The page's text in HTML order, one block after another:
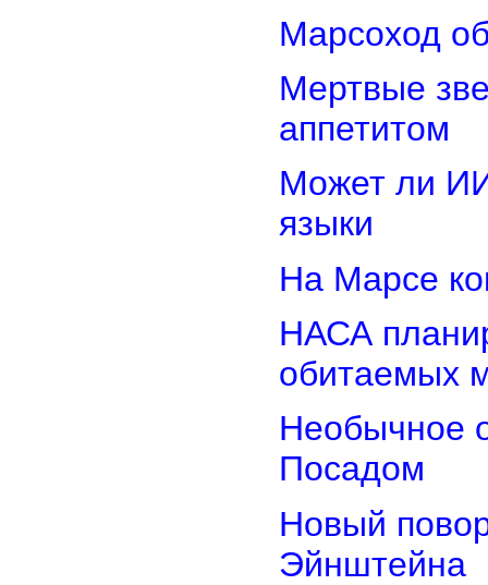
Марсоход
Мертвые
аппетитом
Может ли
языки
На Марсе
НАСА
обитаемых
Необычное
Посадом
Новый
Эйнштейна